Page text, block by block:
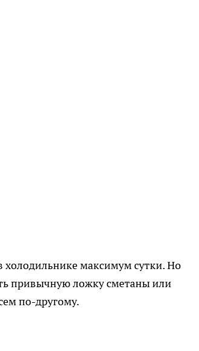
холодильнике максимум сутки. Но
привычную ложку сметаны или
по-другому.